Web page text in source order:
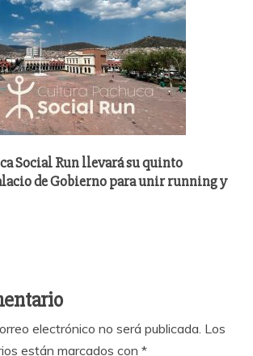
Social Run llevará su quinto
de Gobierno para unir running y
electrónico no será publicada. Los
están marcados con *